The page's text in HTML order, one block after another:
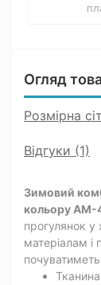
Огляд
Розмірна
Відгуки (1)
Зимовий
кольору AM-
прогулянок
матеріалам